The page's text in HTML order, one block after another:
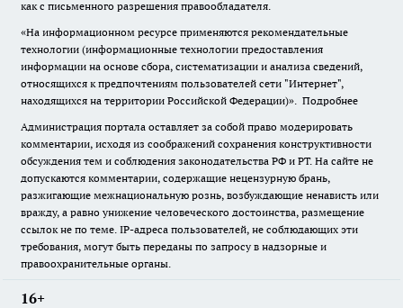
как с письменного разрешения правообладателя.
«На информационном ресурсе применяются рекомендательные
технологии (информационные технологии предоставления
информации на основе сбора, систематизации и анализа сведений,
относящихся к предпочтениям пользователей сети "Интернет",
находящихся на территории Российской Федерации)». Подробнее
Администрация портала оставляет за собой право модерировать
комментарии, исходя из соображений сохранения конструктивности
обсуждения тем и соблюдения законодательства РФ и РТ. На сайте не
допускаются комментарии, содержащие нецензурную брань,
разжигающие межнациональную рознь, возбуждающие ненависть или
вражду, а равно унижение человеческого достоинства, размещение
ссылок не по теме. IP-адреса пользователей, не соблюдающих эти
требования, могут быть переданы по запросу в надзорные и
правоохранительные органы.
16+